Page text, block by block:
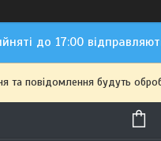
до 17:00
та повідомлення будуть